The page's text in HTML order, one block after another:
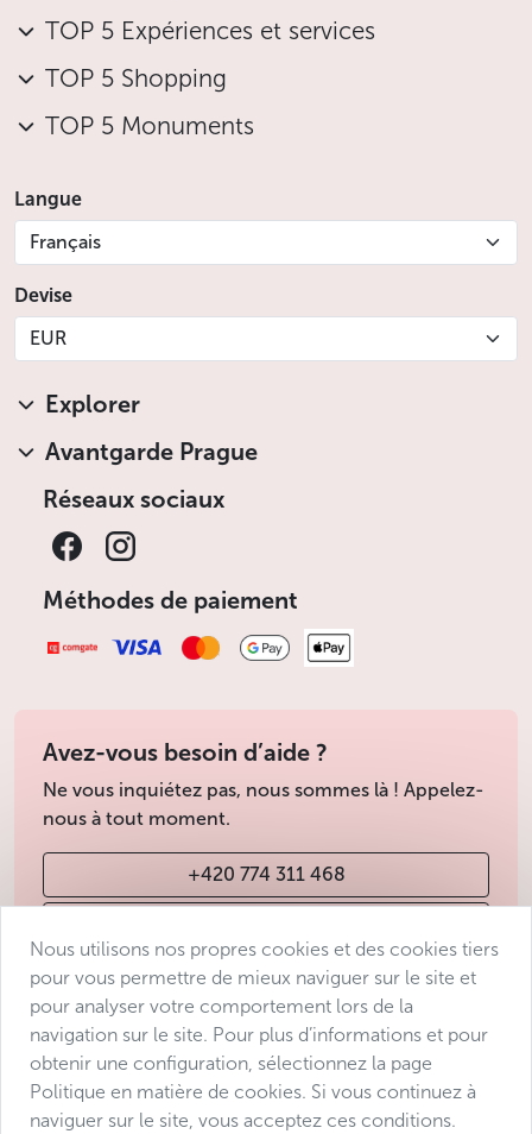
TOP 5 Expériences et services
TOP 5 Shopping
TOP 5 Monuments
Langue
Français
Devise
EUR
Explorer
Avantgarde Prague
Réseaux sociaux
Méthodes de paiement
Avez-vous besoin d’aide ?
Ne vous inquiétez pas, nous sommes là ! Appelez-
nous à tout moment.
+420 774 311 468
Conditions de vente
Protection des données
Déclaration d’accessibilité
Manage consent
Nous utilisons nos propres cookies et des cookies tiers
pour vous permettre de mieux naviguer sur le site et
pour analyser votre comportement lors de la
navigation sur le site. Pour plus d’informations et pour
obtenir une configuration, sélectionnez la page
Politique en matière de cookies. Si vous continuez à
naviguer sur le site, vous acceptez ces conditions.